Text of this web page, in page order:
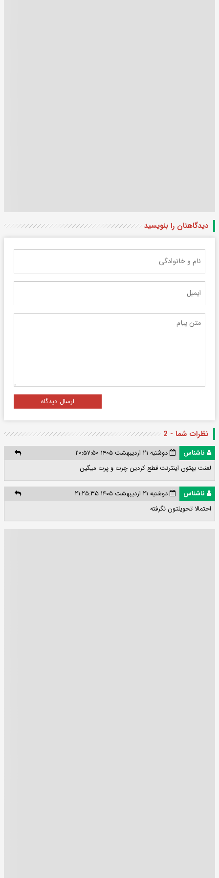
دیدگاهتان را بنویسید
ارسال دیدگاه
نظرات شما - 2
ناشناس
دوشنبه ۲۱ اردیبهشت ۱۴۰۵ ۲۰:۵۷:۵۰
لعنت بهتون اینترنت قطع کردین چرت و پرت میگین
ناشناس
دوشنبه ۲۱ اردیبهشت ۱۴۰۵ ۲۱:۲۵:۳۵
احتمالا تحویلتون نگرفته